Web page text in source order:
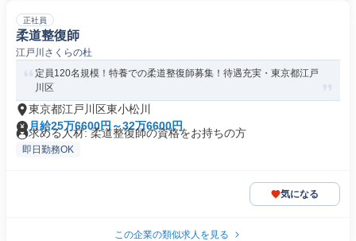
正社員
柔道整復師
江戸川さくらの杜
定員120名規模！特養での柔道整復師募集！待遇充実・東京都江戸
川区
東京都江戸川区東小松川
月給25万6600円～32万6600円
求める人材: 柔道整復師の資格をお持ちの方
即日勤務OK
気になる
この企業の類似求人を見る